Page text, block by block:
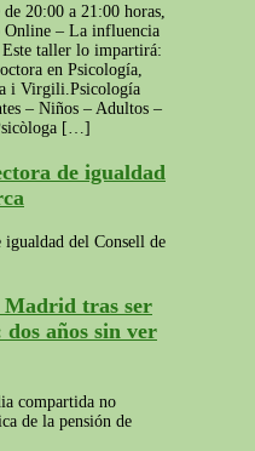
20:00 a 21:00 horas,
– La influencia
Este taller lo impartirá:
en Psicología,
i Virgili.Psicología
– Niños – Adultos –
[…]
de igualdad
igualdad del Consell de
Madrid tras ser
años sin ver
compartida no
de la pensión de